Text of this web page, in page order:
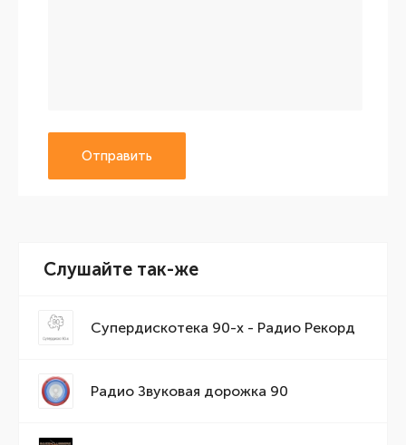
Отправить
Слушайте так-же
Супердискотека 90-х - Радио Рекорд
Радио Звуковая дорожка 90